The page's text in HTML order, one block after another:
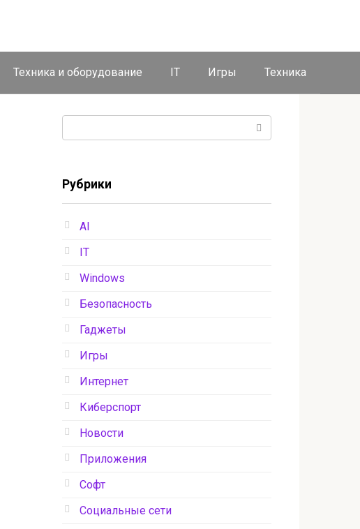
Техника и оборудование IT Игры Техника
Рубрики
AI
IT
Windows
Безопасность
Гаджеты
Игры
Интернет
Киберспорт
Новости
Приложения
Софт
Социальные сети